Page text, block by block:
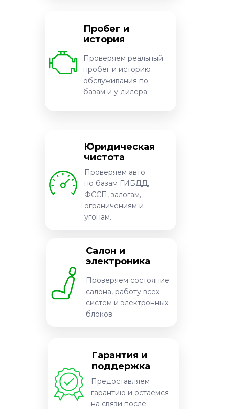
Пробег и
история
Проверяем реальный
пробег и историю
обслуживания по
базам и у дилера.
Юридическая
чистота
Проверяем авто
по базам ГИБДД,
ФССП, залогам,
ограничениям и
угонам.
Салон и
электроника
Проверяем состояние
салона, работу всех
систем и электронных
блоков.
Гарантия и
поддержка
Предоставляем
гарантию и остаемся
на связи после